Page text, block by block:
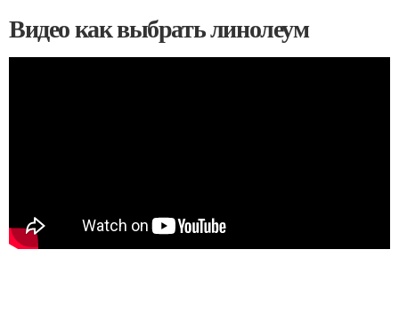
Видео как выбрать линолеум